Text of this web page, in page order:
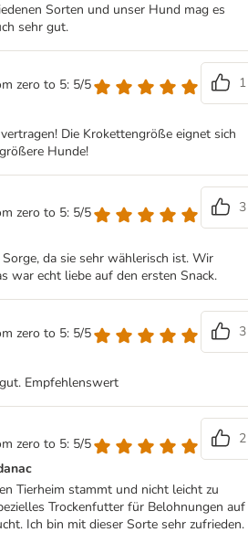
Sorten und unser Hund mag es
sehr gut.
zero to 5: 5/5
1
Die Krokettengröße eignet sich
Hunde!
zero to 5: 5/5
3
da sie sehr wählerisch ist. Wir
war echt liebe auf den ersten Snack.
zero to 5: 5/5
3
Empfehlenswert
zero to 5: 5/5
2
Tierheim stammt und nicht leicht zu
Trockenfutter für Belohnungen auf
Ich bin mit dieser Sorte sehr zufrieden.